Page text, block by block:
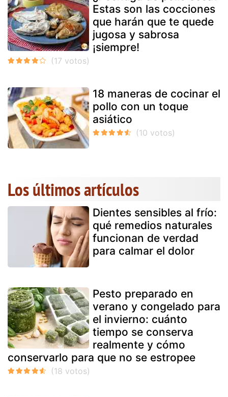
Estas son las cocciones
que harán que te quede
jugosa y sabrosa
¡siempre!
18 maneras de cocinar el
pollo con un toque
asiático
Los últimos artículos
Dientes sensibles al frío:
qué remedios naturales
funcionan de verdad
para calmar el dolor
Pesto preparado en
verano y congelado para
el invierno: cuánto
tiempo se conserva
realmente y cómo
conservarlo para que no se estropee